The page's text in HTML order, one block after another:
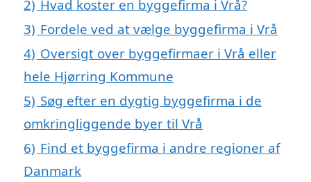
2) Hvad koster en byggefirma i Vrå?
3) Fordele ved at vælge byggefirma i Vrå
4) Oversigt over byggefirmaer i Vrå eller
hele Hjørring Kommune
5) Søg efter en dygtig byggefirma i de
omkringliggende byer til Vrå
6) Find et byggefirma i andre regioner af
Danmark